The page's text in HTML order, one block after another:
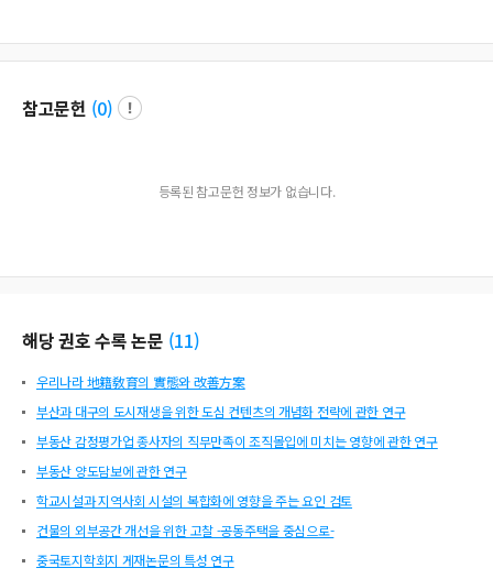
참고문헌 (0)
등록된 참고문헌 정보가 없습니다.
해당 권호 수록 논문 (11)
우리나라 地籍敎育의 實態와 改善方案
부산과 대구의 도시재생을 위한 도심 컨텐츠의 개념화 전략에 관한 연구
부동산 감정평가업 종사자의 직무만족이 조직몰입에 미치는 영향에 관한 연구
부동산 양도담보에 관한 연구
학교시설과 지역사회 시설의 복합화에 영향을 주는 요인 검토
건물의 외부공간 개선을 위한 고찰 -공동주택을 중심으로-
중국토지학회지 게재논문의 특성 연구